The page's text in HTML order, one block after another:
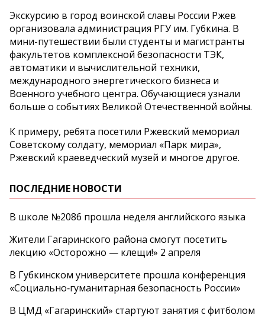
Экскурсию в город воинской славы России Ржев
организовала администрация РГУ им. Губкина. В
мини-путешествии были студенты и магистранты
факультетов комплексной безопасности ТЭК,
автоматики и вычислительной техники,
международного энергетического бизнеса и
Военного учебного центра. Обучающиеся узнали
больше о событиях Великой Отечественной войны.
К примеру, ребята посетили Ржевский мемориал
Советскому солдату, мемориал «Парк мира»,
Ржевский краеведческий музей и многое другое.
ПОСЛЕДНИЕ НОВОСТИ
В школе №2086 прошла неделя английского языка
Жители Гагаринского района смогут посетить
лекцию «Осторожно — клещи!» 2 апреля
В Губкинском университете прошла конференция
«Социально‑гуманитарная безопасность России»
В ЦМД «Гагаринский» стартуют занятия с фитболом